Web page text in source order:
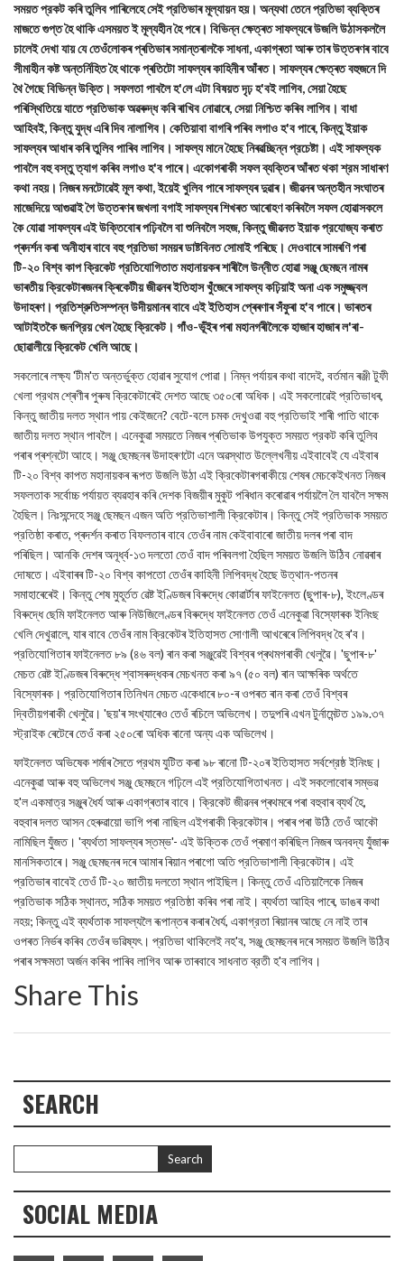
সময়ত প্রকট কৰি তুলিব পাৰিলেহে সেই প্রতিভাৰ মূল্যায়ন হয়। অন্যথা তেনে প্রতিভা ব্যক্তিৰ
মাজতে গুপ্ত হৈ থাকি এসময়ত ই মূল্যহীন হৈ পৰে। বিভিন্ন ক্ষেত্ৰত সাফল্যৰে উজলি উঠাসকললৈ
চালেই দেখা যায় যে তেওঁলোকৰ প্ৰতিভাৰ সমান্তৰালকৈ সাধনা, একাগ্ৰতা আৰু তাৰ উত্তৰণৰ বাবে
সীমাহীন কষ্ট অন্তর্নিহিত হৈ থাকে প্ৰতিটো সাফল্যৰ কাহিনীৰ আঁৰত। সাফল্যৰ ক্ষেত্ৰত বহুজনে দি
থৈ গৈছে বিভিন্ন উক্তি। সফলতা পাবলৈ হ'লে এটা বিষয়ত দৃঢ় হ'বই লাগিব, সেয়া হৈছে
পৰিস্থিতিয়ে যাতে প্রতিভাক অৱৰুদ্ধ কৰি ৰাখিব নোৱাৰে, সেয়া নিশ্চিত কৰিব লাগিব। বাধা
আহিবই, কিন্তু যুদ্ধ এৰি দিব নালাগিব। কেতিয়াবা বাগৰি পৰিব লগাও হ'ব পাৰে, কিন্তু ইয়াক
সাফল্যৰ আধাৰ কৰি তুলিব পাৰিব লাগিব। সাফল্য মানে হৈছে নিৰৱচ্ছিন্ন প্রচেষ্টা। এই সাফল্যক
পাবলৈ বহু বস্তু ত্যাগ কৰিব লগাও হ'ব পাৰে। একোগৰাকী সফল ব্যক্তিৰ আঁৰত থকা শ্রম সাধাৰণ
কথা নহয়। নিজৰ মনটোৱেই মূল কথা, ইয়েই খুলিব পাৰে সাফল্যৰ দুৱাৰ। জীৱনৰ অন্তহীন সংঘাতৰ
মাজেদিয়ে আগুৱাই গৈ উত্তৰণৰ জখলা বগাই সাফল্যৰ শিখৰত আৰোহণ কৰিবলৈ সফল হোৱাসকলে
কৈ যোৱা সাফল্যৰ এই উক্তিবোৰ পঢ়িবলৈ বা শুনিবলৈ সহজ, কিন্তু জীৱনত ইয়াক প্রযোজ্য কৰাত
প্ৰদৰ্শন কৰা অনীহাৰ বাবে বহু প্রতিভা সময়ৰ ডাষ্টবিনত সোমাই পৰিছে। দেওবাৰে সামৰণি পৰা
টি-২০ বিশ্ব কাপ ক্রিকেট প্রতিযোগিতাত মহানায়কৰ শাৰীলৈ উন্নীত হোৱা সঞ্জু ছেমছন নামৰ
ভাৰতীয় ক্রিকেটাৰজনৰ ক্ৰিকেটীয় জীৱনৰ ইতিহাস খুঁজেৰে সাফল্য কঢ়িয়াই অনা এক সমুজ্জ্বল
উদাহৰণ। প্রতিশ্রুতিসম্পন্ন উদীয়মানৰ বাবে এই ইতিহাস প্ৰেৰণাৰ সঁফুৰা হ'ব পাৰে। ভাৰতৰ
আটাইতকৈ জনপ্রিয় খেল হৈছে ক্রিকেট। গাঁও-ভূঁইৰ পৰা মহানগৰীলৈকে হাজাৰ হাজাৰ ল'ৰা-
ছোৱালীয়ে ক্রিকেট খেলি আছে।
সকলোৰে লক্ষ্য 'টীম'ত অন্তর্ভুক্ত হোৱাৰ সুযোগ পোৱা। নিম্ন পৰ্যায়ৰ কথা বাদেই, বর্তমান ৰঞ্জী টুফী
খেলা প্রথম শ্ৰেণীৰ পুৰুষ ক্রিকেটাৰেই দেশত আছে ৩৫০ৰো অধিক। এই সকলোৱেই প্রতিভাধৰ,
কিন্তু জাতীয় দলত স্থান পায় কেইজনে? বেটে-বলে চমক দেখুওৱা বহু প্রতিভাই শাৰী পাতি থাকে
জাতীয় দলত স্থান পাবলৈ। এনেকুৱা সময়তে নিজৰ প্ৰতিভাক উপযুক্ত সময়ত প্রকট কৰি তুলিব
পৰাৰ প্ৰশ্নটো আহে। সঞ্জু ছেমছনৰ উদাহৰণটো এনে অৱস্থাত উল্লেখনীয় এইবাবেই যে এইবাৰ
টি-২০ বিশ্ব কাপত মহানায়কৰ ৰূপত উজলি উঠা এই ক্রিকেটাৰগৰাকীয়ে শেষৰ মেচকেইখনত নিজৰ
সফলতাক সর্বোচ্চ পৰ্যায়ত ব্যৱহাৰ কৰি দেশক বিজয়ীৰ মুকুট পৰিধান কৰোৱাৰ পৰ্যায়লৈ লৈ যাবলৈ সক্ষম
হৈছিল। নিঃসন্দেহে সঞ্জু ছেমছন এজন অতি প্রতিভাশালী ক্রিকেটাৰ। কিন্তু সেই প্রতিভাক সময়ত
প্রতিষ্ঠা কৰাত, প্ৰদৰ্শন কৰাত বিফলতাৰ বাবে তেওঁৰ নাম কেইবাবাৰো জাতীয় দলৰ পৰা বাদ
পৰিছিল। আনকি দেশৰ অনূর্ধ্ব-১৩ দলতো তেওঁ বাদ পৰিবলগা হৈছিল সময়ত উজলি উঠিব নোৱৰাৰ
দোষতে। এইবাৰৰ টি-২০ বিশ্ব কাপতো তেওঁৰ কাহিনী লিপিবদ্ধ হৈছে উত্থান-পতনৰ
সমাহাৰেৰেই। কিন্তু শেষ মুহূৰ্তত ৱেষ্ট ইণ্ডিজৰ বিৰুদ্ধে কোৱাৰ্টাৰ ফাইনেলত (ছুপাৰ-৮), ইংলেণ্ডৰ
বিৰুদ্ধে ছেমি ফাইনেলত আৰু নিউজিলেণ্ডৰ বিৰুদ্ধে ফাইনেলত তেওঁ এনেকুৱা বিস্ফোৰক ইনিংছ
খেলি দেখুৱালে, যাৰ বাবে তেওঁৰ নাম ক্রিকেটৰ ইতিহাসত সোণালী আখৰেৰে লিপিবদ্ধ হৈ ৰ'ব।
প্রতিযোগিতাৰ ফাইনেলত ৮৯ (৪৬ বল) ৰান কৰা সঞ্জুৱেই বিশ্বৰ প্ৰথমগৰাকী খেলুৱৈ। 'ছুপাৰ-৮'
মেচত ৱেষ্ট ইণ্ডিজৰ বিৰুদ্ধে শ্বাসৰুদ্ধকৰ মেচখনত কৰা ৯৭ (৫০ বল) ৰান আক্ষৰিক অৰ্থতে
বিস্ফোৰক। প্রতিযোগিতাৰ তিনিখন মেচত একেধাৰে ৮০-ৰ ওপৰত ৰান কৰা তেওঁ বিশ্বৰ
দ্বিতীয়গৰাকী খেলুৱৈ। 'ছয়'ৰ সংখ্যাৰেও তেওঁ ৰচিলে অভিলেখ। তদুপৰি এখন টুর্নামেন্টত ১৯৯.৩৭
স্ট্রাইক ৰেটেৰে তেওঁ কৰা ২৫০ৰো অধিক ৰানো অন্য এক অভিলেখ।
ফাইনেলত অভিষেক শৰ্মাৰ সৈতে প্রথম যুটিত কৰা ৯৮ ৰানো টি-২০ৰ ইতিহাসত সর্বশ্রেষ্ঠ ইনিংছ।
এনেকুৱা আৰু বহু অভিলেখ সঞ্জু ছেমছনে গঢ়িলে এই প্রতিযোগিতাখনত। এই সকলোবোৰ সম্ভৱ
হ'ল একমাত্র সঞ্জুৰ ধৈৰ্য আৰু একাগ্ৰতাৰ বাবে। ক্রিকেট জীৱনৰ প্ৰথমৰে পৰা বহুবাৰ ব্যৰ্থ হৈ,
বহুবাৰ দলত আসন হেৰুৱায়ো ভাগি পৰা নাছিল এইগৰাকী ক্রিকেটাৰ। পৰাৰ পৰা উঠি তেওঁ আকৌ
নামিছিল যুঁজত। 'ব্যর্থতা সাফল্যৰ স্তম্ভ'- এই উক্তিক তেওঁ প্ৰমাণ কৰিছিল নিজৰ অনবদ্য যুঁজাৰু
মানসিকতাৰে। সঞ্জু ছেমছনৰ দৰে আমাৰ ৰিয়ান পৰাগো অতি প্রতিভাশালী ক্রিকেটাৰ। এই
প্রতিভাৰ বাবেই তেওঁ টি-২০ জাতীয় দলতো স্থান পাইছিল। কিন্তু তেওঁ এতিয়ালৈকে নিজৰ
প্রতিভাক সঠিক স্থানত, সঠিক সময়ত প্রতিষ্ঠা কৰিব পৰা নাই। ব্যর্থতা আহিব পাৰে, ডাঙৰ কথা
নহয়; কিন্তু এই ব্যর্থতাক সাফল্যলৈ ৰূপান্তৰ কৰাৰ ধৈর্য, একাগ্রতা ৰিয়ানৰ আছে নে নাই তাৰ
ওপৰত নিৰ্ভৰ কৰিব তেওঁৰ ভৱিষ্যৎ। প্রতিভা থাকিলেই নহ'ব, সঞ্জু ছেমছনৰ দৰে সময়ত উজলি উঠিব
পৰাৰ সক্ষমতা অৰ্জন কৰিব পাৰিব লাগিব আৰু তাৰবাবে সাধনাত ব্রতী হ'ব লাগিব।
Share This
SEARCH
SOCIAL MEDIA